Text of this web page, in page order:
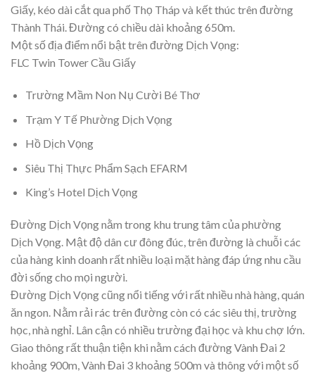
Giấy, kéo dài cắt qua phố Thọ Tháp và kết thúc trên đường
Thành Thái. Đường có chiều dài khoảng 650m.
Một số địa điểm nổi bật trên đường Dịch Vọng:
FLC Twin Tower Cầu Giấy
Trường Mầm Non Nụ Cười Bé Thơ
Trạm Y Tế Phường Dịch Vọng
Hồ Dịch Vọng
Siêu Thị Thực Phẩm Sạch EFARM
King’s Hotel Dịch Vọng
Đường Dịch Vọng nằm trong khu trung tâm của phường
Dịch Vọng. Mật độ dân cư đông đúc, trên đường là chuỗi các
của hàng kinh doanh rất nhiều loại mặt hàng đáp ứng nhu cầu
đời sống cho mọi người.
Đường Dịch Vọng cũng nổi tiếng với rất nhiều nhà hàng, quán
ăn ngon. Nằm rải rác trên đường còn có các siêu thị, trường
học, nhà nghỉ. Lân cận có nhiều trường đại học và khu chợ lớn.
Giao thông rất thuận tiện khi nằm cách đường Vành Đai 2
khoảng 900m, Vành Đai 3 khoảng 500m và thông với một số